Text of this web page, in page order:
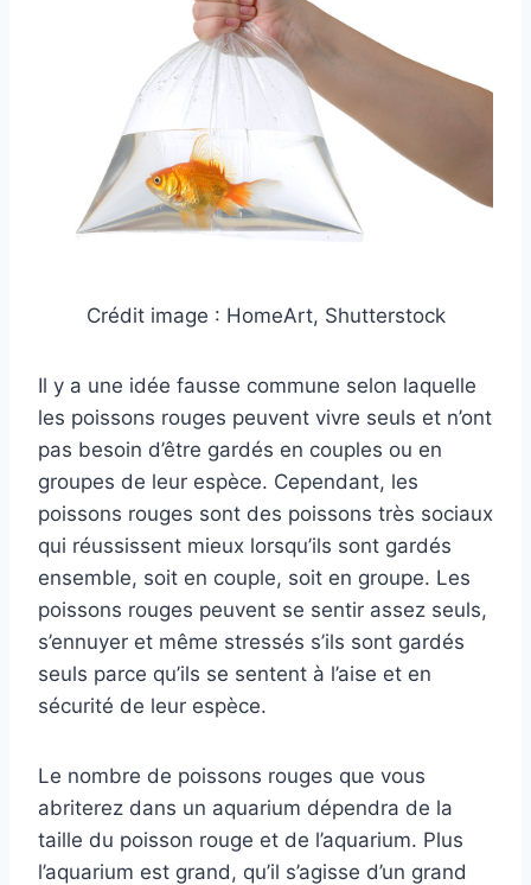
Crédit image : HomeArt, Shutterstock
Il y a une idée fausse commune selon laquelle
les poissons rouges peuvent vivre seuls et n’ont
pas besoin d’être gardés en couples ou en
groupes de leur espèce. Cependant, les
poissons rouges sont des poissons très sociaux
qui réussissent mieux lorsqu’ils sont gardés
ensemble, soit en couple, soit en groupe. Les
poissons rouges peuvent se sentir assez seuls,
s’ennuyer et même stressés s’ils sont gardés
seuls parce qu’ils se sentent à l’aise et en
sécurité de leur espèce.
Le nombre de poissons rouges que vous
abriterez dans un aquarium dépendra de la
taille du poisson rouge et de l’aquarium. Plus
l’aquarium est grand, qu’il s’agisse d’un grand